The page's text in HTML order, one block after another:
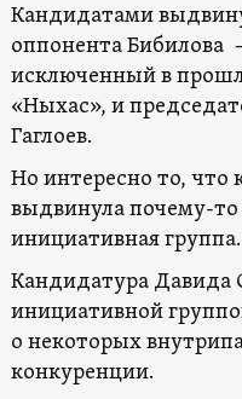
Кандидатами
оппонента Бибилова
исключенный в
«Ныхас», и
Гаглоев.
Но интересно то, что
выдвинула почему-
инициативная группа.
Кандидатура Давида
инициативной
о некоторых
конкуренции.